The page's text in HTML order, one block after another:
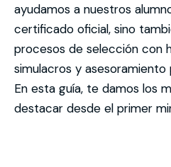
ayudamos a nuestros
certificado oficial, sino
procesos de selección con
simulacros y asesoramiento
En esta guía, te damos los
destacar desde el primer